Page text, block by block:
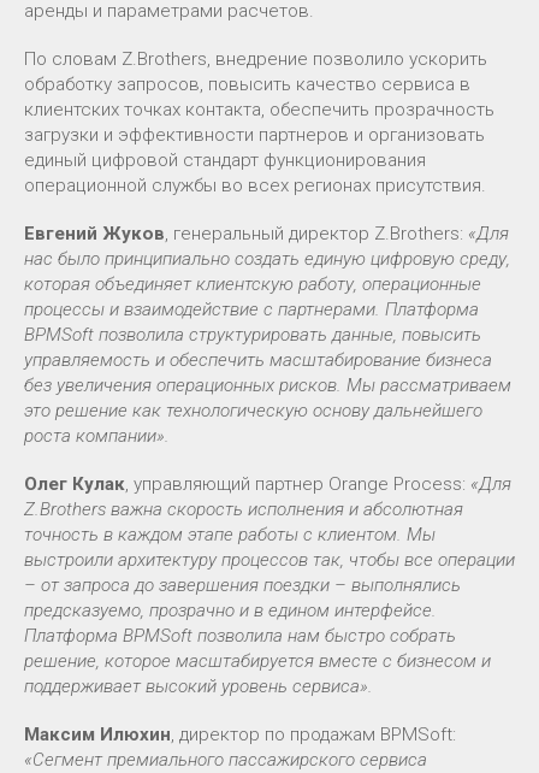
аренды и параметрами расчетов.
По словам Z.Brothers, внедрение позволило ускорить
обработку запросов, повысить качество сервиса в
клиентских точках контакта, обеспечить прозрачность
загрузки и эффективности партнеров и организовать
единый цифровой стандарт функционирования
операционной службы во всех регионах присутствия.
Евгений Жуков, генеральный директор Z.Brothers: «Для
нас было принципиально создать единую цифровую среду,
которая объединяет клиентскую работу, операционные
процессы и взаимодействие с партнерами. Платформа
BPMSoft позволила структурировать данные, повысить
управляемость и обеспечить масштабирование бизнеса
без увеличения операционных рисков. Мы рассматриваем
это решение как технологическую основу дальнейшего
роста компании».
Олег Кулак, управляющий партнер Orange Process: «Для
Z.Brothers важна скорость исполнения и абсолютная
точность в каждом этапе работы с клиентом. Мы
выстроили архитектуру процессов так, чтобы все операции
– от запроса до завершения поездки – выполнялись
предсказуемо, прозрачно и в едином интерфейсе.
Платформа BPMSoft позволила нам быстро собрать
решение, которое масштабируется вместе с бизнесом и
поддерживает высокий уровень сервиса».
Максим Илюхин, директор по продажам BPMSoft:
«Сегмент премиального пассажирского сервиса